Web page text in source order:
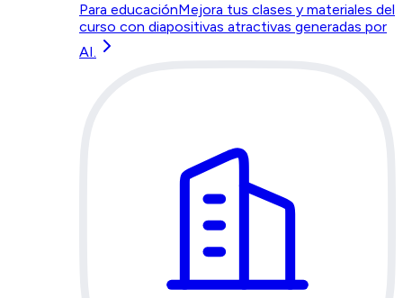
Para educaciónMejora tus clases y materiales del
curso con diapositivas atractivas generadas por
AI.